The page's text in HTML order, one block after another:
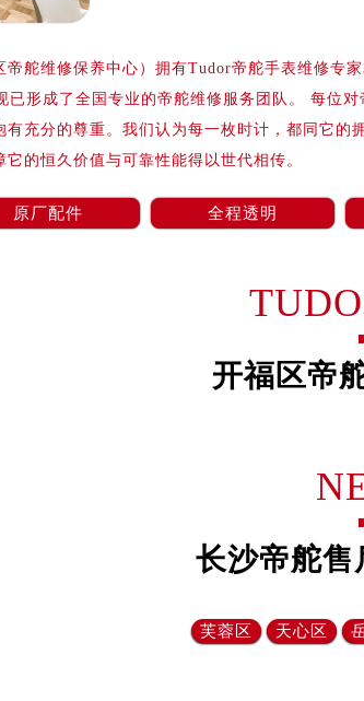
河路230号万菱汇国际中心写字楼A塔7层704
南东路5001号华润大厦写字楼17层1701室（
北文昌一路7号华贸大厦写字楼1座30层05室
滨东路95号华润大厦写字楼B座11层1104室
四路128-1号恒力城写字楼15层03室（需提前
民东路6号SAC东原中心写字楼24层2406B室
音桥步行街2号融恒时代广场写字楼9层902室
功路10号华润大厦写字楼29层2905室（需提
放路15号亨得利名表服务中心（品牌授权店
街路137号亨得利名表服务中心（品牌授权店
街路83号亨得利名表服务中心（品牌授权店）
友谊西路600号富力中心T2座写字楼29层03
民路15号国际金融大厦7层G室（需提前预约
华五路57号万科金融中心C座12层1205室（
鸿福东路1号民盈国贸中心T1写字楼9层907室
农路57号圆融广场写字楼16层1603室（需提
舵维修保养中心）拥有Tudor帝舵手表维修专
已形成了全国专业的帝舵维修服务团队。 每位
充分的尊重。我们认为每一枚时计，都同它的
的恒久价值与可靠性能得以世代相传。
原厂配件 全程透明
开福区帝
长沙帝舵售
芙蓉区 天心区